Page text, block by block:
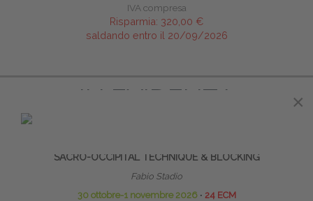
IVA compresa
Risparmia: 320,00 €
saldando entro il 20/09/2026
IN EVIDENZA
SACRO-OCCIPITAL TECHNIQUE & BLOCKING
Fabio Stadio
30 ottobre-1 novembre 2026 ∙ 24 ECM
×